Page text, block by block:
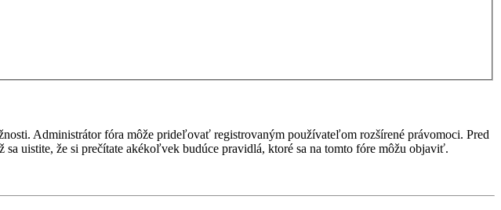
Administrátor fóra môže prideľovať registrovaným používateľom rozšírené právomoci. Pred
uistite, že si prečítate akékoľvek budúce pravidlá, ktoré sa na tomto fóre môžu objaviť.